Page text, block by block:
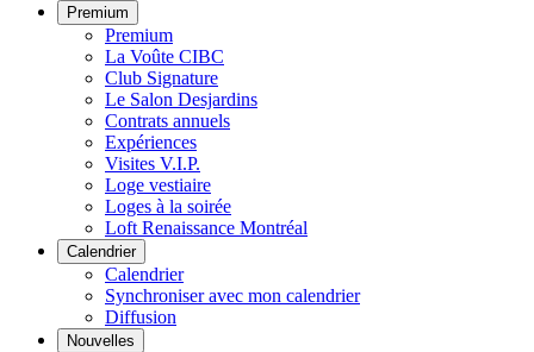
Premium
Premium
La Voûte CIBC
Club Signature
Le Salon Desjardins
Contrats annuels
Expériences
Visites V.I.P.
Loge vestiaire
Loges à la soirée
Loft Renaissance Montréal
Calendrier
Calendrier
Synchroniser avec mon calendrier
Diffusion
Nouvelles